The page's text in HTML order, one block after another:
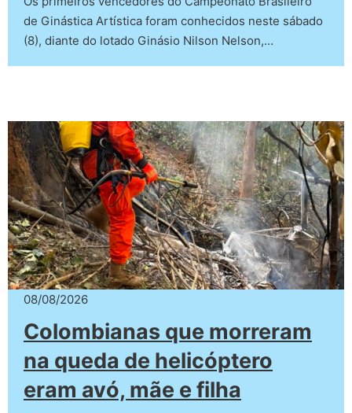
de Ginástica Artística foram conhecidos neste sábado
(8), diante do lotado Ginásio Nilson Nelson,…
08/08/2026
Colombianas que morreram
na queda de helicóptero
eram avó, mãe e filha